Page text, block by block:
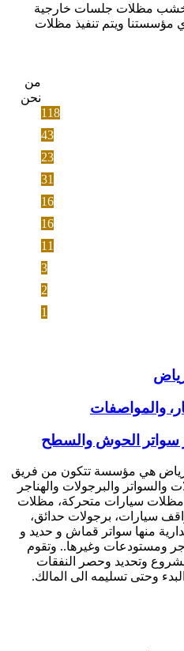
مظلات جلسات خارجية
مؤسستنا ويتم تنفيذ مظلات
118
43
23
31
16
16
11
3
2
1
والمواصفات
سواتر الحوش والسطح
من
نحن
هي مؤسسة تتكون من فريق
والبرجولات والهناجر
: مظلات سيارات متحركة، مظلات
سيارات، برجولات حدائق،
منها سواتر قماش و حديد و
ومستودعات وغيرها.. وتقوم
وتحديد وحصر النفقات
وحتى تسليمه الى المالك.